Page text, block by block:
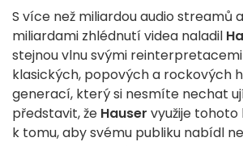
S více než miliardou audio streamů
miliardami zhlédnutí videa naladil
stejnou vlnu svými
klasických, popových a rockových
generací, který si nesmíte nechat
představit, že Hauser využije tohoto
k tomu, aby svému publiku nabídl